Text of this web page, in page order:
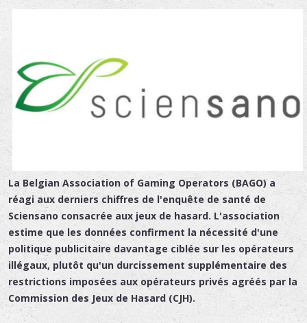
La Belgian Association of Gaming Operators (BAGO) a
réagi aux derniers chiffres de l'enquête de santé de
Sciensano consacrée aux jeux de hasard. L'association
estime que les données confirment la nécessité d'une
politique publicitaire davantage ciblée sur les opérateurs
illégaux, plutôt qu'un durcissement supplémentaire des
restrictions imposées aux opérateurs privés agréés par la
Commission des Jeux de Hasard (CJH).